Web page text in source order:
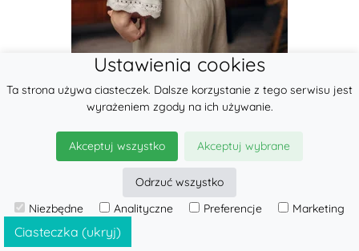
żakardowej 100% bawełna, rozmiar
presch...
690.01 zł
do koszyka
Ciasteczka (ukryj)
Ustawienia cookies
Ta strona używa ciasteczek. Dalsze korzystanie z tego serwisu jest
wyrażeniem zgody na ich używanie.
Akceptuj wszystko Akceptuj wybrane
Odrzuć wszystko
Niezbędne
Analityczne Preferencje Marketing